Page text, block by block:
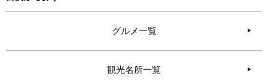
グルメ一覧
観光名所一覧